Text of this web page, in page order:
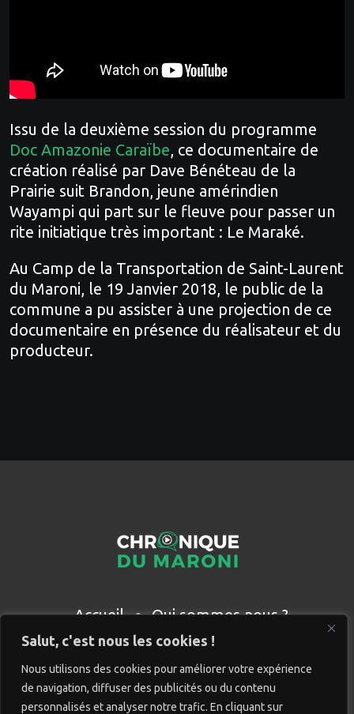
Salut, c'est nous les cookies !
Nous utilisons des cookies pour améliorer votre expérience
de navigation, diffuser des publicités ou du contenu
personnalisés et analyser notre trafic. En cliquant sur
Issu de la deuxième session du programme
Doc Amazonie Caraïbe, ce documentaire de
création réalisé par Dave Bénéteau de la
Prairie suit Brandon, jeune amérindien
Wayampi qui part sur le fleuve pour passer un
rite initiatique très important : Le Maraké.
Au Camp de la Transportation de Saint-Laurent
du Maroni, le 19 Janvier 2018, le public de la
commune a pu assister à une projection de ce
documentaire en présence du réalisateur et du
producteur.
Accueil
Qui sommes nous ?
Partenaires
Contact